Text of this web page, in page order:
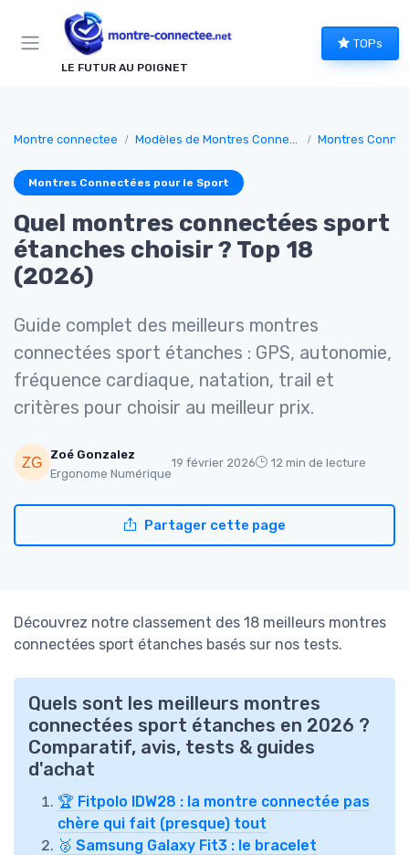
LE FUTUR AU POIGNET
TOPs
Montre connectee Modèles de Montres Connectées Montres
Montres Connectées pour le Sport
Quel montres connectées sport
étanches choisir ? Top 18
(2026)
Guide complet des meilleurs montres
connectées sport étanches : GPS, autonomie,
fréquence cardiaque, natation, trail et
critères pour choisir au meilleur prix.
Zoé Gonzalez
Ergonome Numérique
19 février 2026 12 min de lecture
Partager cette page
Découvrez notre classement des 18 meilleurs montres
connectées sport étanches basés sur nos tests.
Quels sont les meilleurs montres
connectées sport étanches en 2026 ?
Comparatif, avis, tests & guides
d'achat
🏆 Fitpolo IDW28 : la montre connectée pas
chère qui fait (presque) tout
🥈 Samsung Galaxy Fit3 : le bracelet
Panneau de gestion des cookies